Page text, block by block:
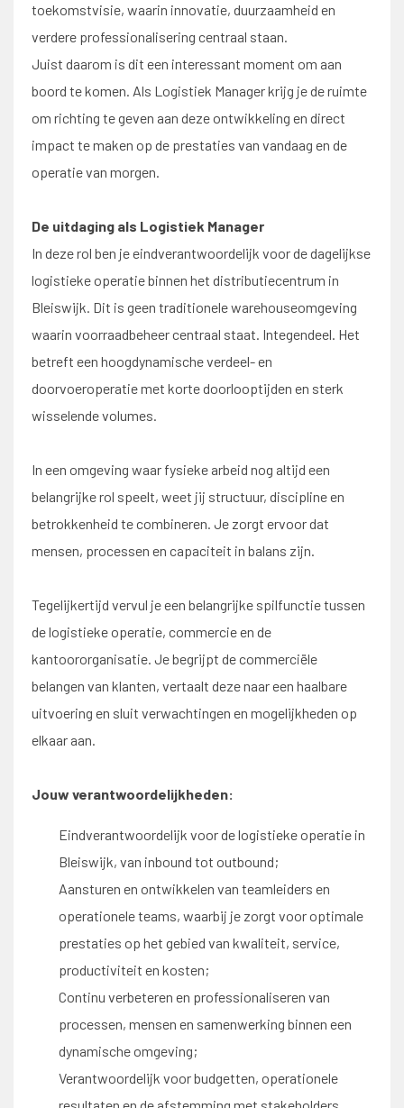
toekomstvisie, waarin innovatie, duurzaamheid en
verdere professionalisering centraal staan.
Juist daarom is dit een interessant moment om aan
boord te komen. Als Logistiek Manager krijg je de ruimte
om richting te geven aan deze ontwikkeling en direct
impact te maken op de prestaties van vandaag en de
operatie van morgen.
De uitdaging als Logistiek Manager
In deze rol ben je eindverantwoordelijk voor de dagelijkse
logistieke operatie binnen het distributiecentrum in
Bleiswijk. Dit is geen traditionele warehouseomgeving
waarin voorraadbeheer centraal staat. Integendeel. Het
betreft een hoogdynamische verdeel- en
doorvoeroperatie met korte doorlooptijden en sterk
wisselende volumes.
In een omgeving waar fysieke arbeid nog altijd een
belangrijke rol speelt, weet jij structuur, discipline en
betrokkenheid te combineren. Je zorgt ervoor dat
mensen, processen en capaciteit in balans zijn.
Tegelijkertijd vervul je een belangrijke spilfunctie tussen
de logistieke operatie, commercie en de
kantoororganisatie. Je begrijpt de commerciële
belangen van klanten, vertaalt deze naar een haalbare
uitvoering en sluit verwachtingen en mogelijkheden op
elkaar aan.
Jouw verantwoordelijkheden:
Eindverantwoordelijk voor de logistieke operatie in
Bleiswijk, van inbound tot outbound;
Aansturen en ontwikkelen van teamleiders en
operationele teams, waarbij je zorgt voor optimale
prestaties op het gebied van kwaliteit, service,
productiviteit en kosten;
Continu verbeteren en professionaliseren van
processen, mensen en samenwerking binnen een
dynamische omgeving;
Verantwoordelijk voor budgetten, operationele